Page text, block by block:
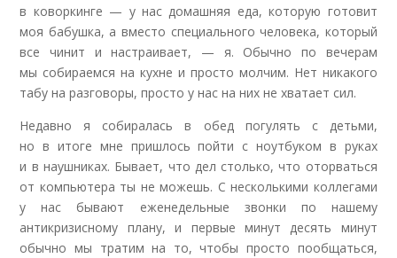
в коворкинге — у нас домашняя еда, которую готовит
моя бабушка, а вместо специального человека, который
все чинит и настраивает, — я. Обычно по вечерам
мы собираемся на кухне и просто молчим. Нет никакого
табу на разговоры, просто у нас на них не хватает сил.
Недавно я собиралась в обед погулять с детьми,
но в итоге мне пришлось пойти с ноутбуком в руках
и в наушниках. Бывает, что дел столько, что оторваться
от компьютера ты не можешь. С несколькими коллегами
у нас бывают еженедельные звонки по нашему
антикризисному плану, и первые минут десять минут
обычно мы тратим на то, чтобы просто пообщаться,